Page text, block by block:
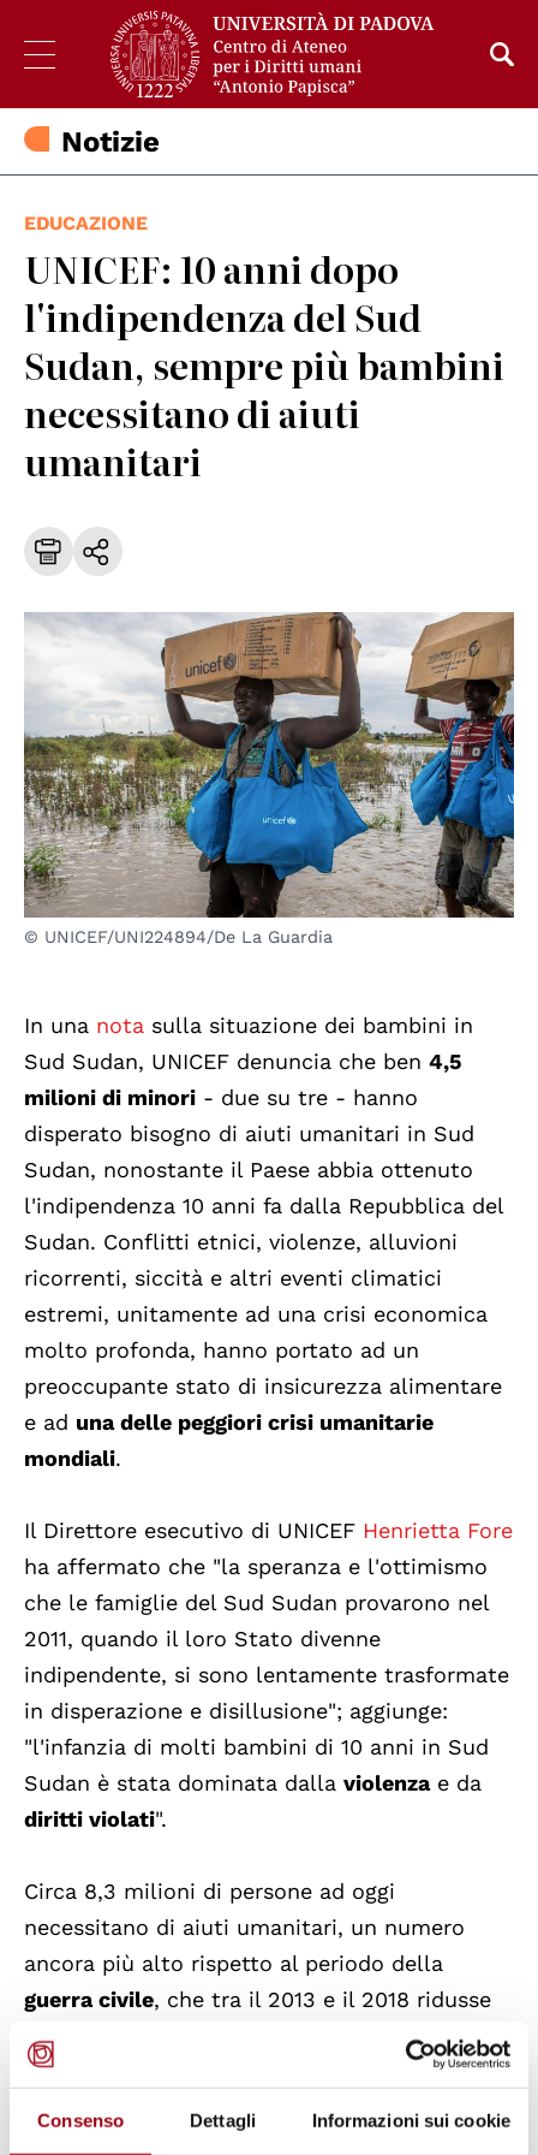
Consenso Dettagli Informazioni sui cookie
Notizie
EDUCAZIONE
UNICEF: 10 anni dopo
l'indipendenza del Sud
Sudan, sempre più bambini
necessitano di aiuti
umanitari
© UNICEF/UNI224894/De La Guardia
In una nota sulla situazione dei bambini in
Sud Sudan, UNICEF denuncia che ben 4,5
milioni di minori - due su tre - hanno
disperato bisogno di aiuti umanitari in Sud
Sudan, nonostante il Paese abbia ottenuto
l'indipendenza 10 anni fa dalla Repubblica del
Sudan. Conflitti etnici, violenze, alluvioni
ricorrenti, siccità e altri eventi climatici
estremi, unitamente ad una crisi economica
molto profonda, hanno portato ad un
preoccupante stato di insicurezza alimentare
e ad una delle peggiori crisi umanitarie
mondiali.
Il Direttore esecutivo di UNICEF Henrietta Fore
ha affermato che "la speranza e l'ottimismo
che le famiglie del Sud Sudan provarono nel
2011, quando il loro Stato divenne
indipendente, si sono lentamente trasformate
in disperazione e disillusione"; aggiunge:
"l'infanzia di molti bambini di 10 anni in Sud
Sudan è stata dominata dalla violenzae da
diritti violati".
Circa 8,3 milioni di persone ad oggi
necessitano di aiuti umanitari, un numero
ancora più alto rispetto al periodo della
guerra civile, che tra il 2013 e il 2018 ridusse
tra i 6-7,5 milioni di persone in condizioni di
estrema necessità. Rispetto al 2013 è
aumentato anche il numero di bambini e